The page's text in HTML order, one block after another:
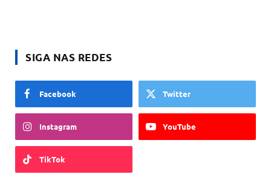
SIGA NAS REDES
Facebook Twitter
Instagram YouTube
TikTok